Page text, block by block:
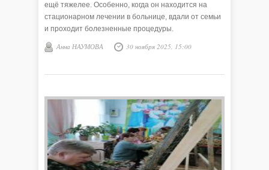
ещё тяжелее. Особенно, когда он находится на
стационарном лечении в больнице, вдали от семьи
и проходит болезненные процедуры.
Анна НАУМОВА 30 ноября 2025, 15:00